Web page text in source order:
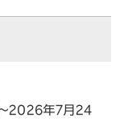
2026年7月24